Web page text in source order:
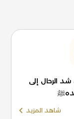
شد الرحال إلى
شاهد المزيد